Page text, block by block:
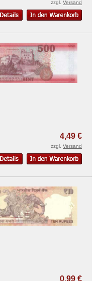
zzgl. Versand
4,49 €
zzgl. Versand
0,99 €